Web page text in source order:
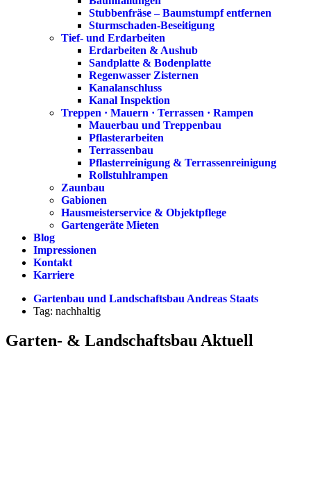
Stubbenfräse – Baumstumpf entfernen
Sturmschaden-Beseitigung
Tief- und Erdarbeiten
Erdarbeiten & Aushub
Sandplatte & Bodenplatte
Regenwasser Zisternen
Kanalanschluss
Kanal Inspektion
Treppen · Mauern · Terrassen · Rampen
Mauerbau und Treppenbau
Pflasterarbeiten
Terrassenbau
Pflasterreinigung & Terrassenreinigung
Rollstuhlrampen
Zaunbau
Gabionen
Hausmeisterservice & Objektpflege
Gartengeräte Mieten
Blog
Impressionen
Kontakt
Karriere
Gartenbau und Landschaftsbau Andreas Staats
Tag: nachhaltig
Garten- & Landschaftsbau Aktuell